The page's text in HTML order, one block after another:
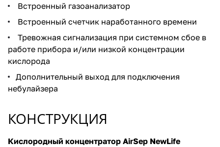
Встроенный газоанализатор
Встроенный счетчик наработанного времени
Тревожная сигнализация при системном сбое в
работе прибора и/или низкой концентрации
кислорода
Дополнительный выход для подключения
небулайзера
КОНСТРУКЦИЯ
Кислородный концентратор AirSep NewLife